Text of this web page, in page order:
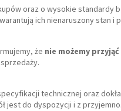
oraz o wysokie
ich nienaruszony stan i
że nie możemy
technicznej oraz
jest do dyspozycji i z